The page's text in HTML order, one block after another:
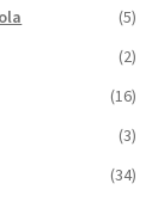
(5)
(2)
(16)
(3)
(34)